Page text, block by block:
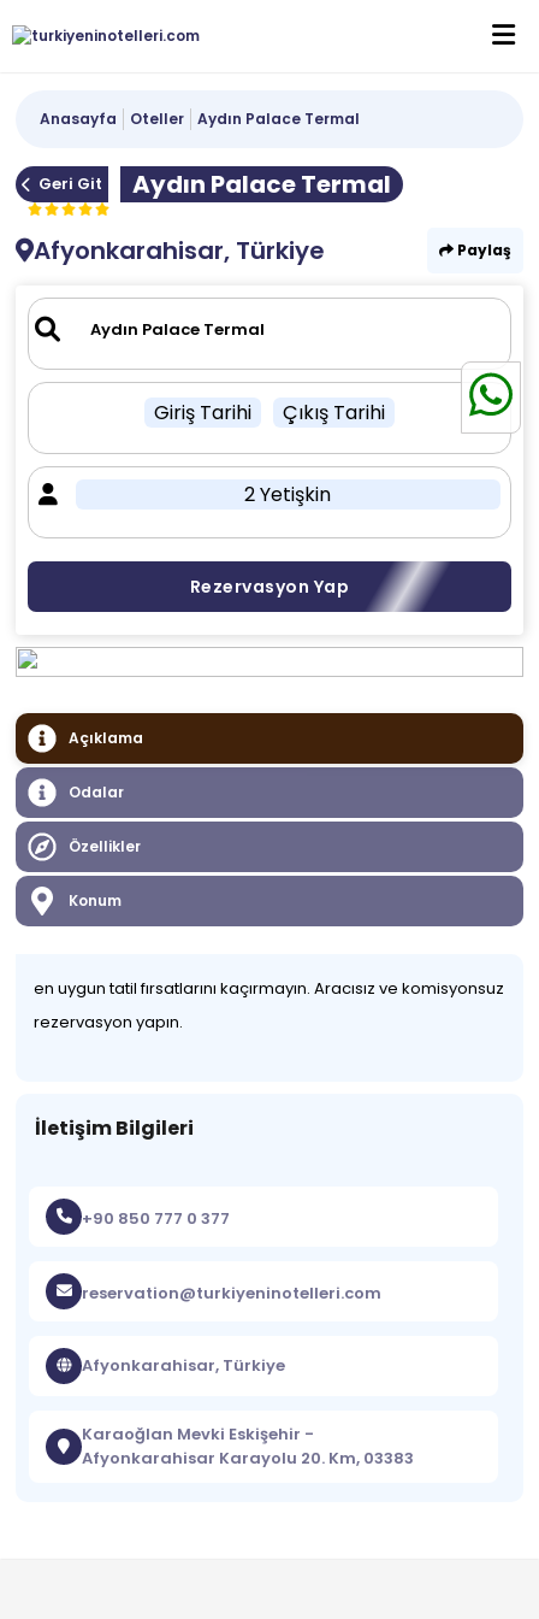
Anasayfa Oteller Aydın Palace Termal
Geri Git
Aydın Palace Termal
Afyonkarahisar, Türkiye
Paylaş
Giriş Tarihi Çıkış Tarihi
2 Yetişkin
Rezervasyon Yap
Açıklama
Odalar
Özellikler
Konum
en uygun tatil fırsatlarını kaçırmayın. Aracısız ve komisyonsuz
rezervasyon yapın.
İletişim Bilgileri
+90 850 777 0 377
reservation@turkiyeninotelleri.com
Afyonkarahisar, Türkiye
Karaoğlan Mevki Eskişehir -
Afyonkarahisar Karayolu 20. Km, 03383